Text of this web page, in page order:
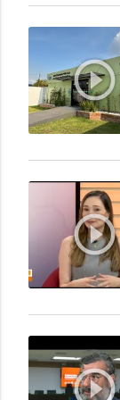
play_circle_outline
play_circle_outline
play_circle_outline